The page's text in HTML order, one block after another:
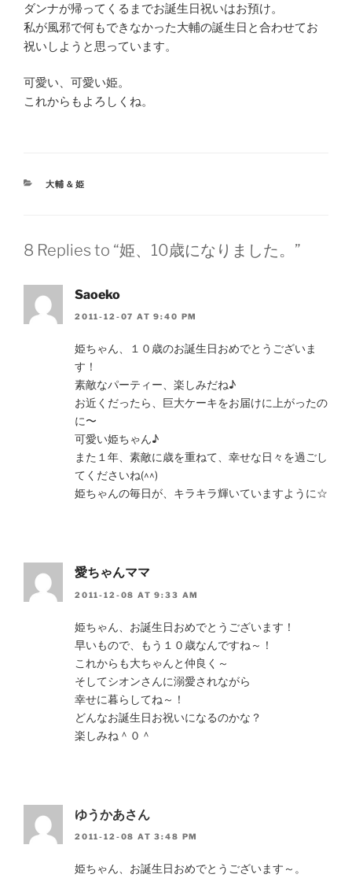
ダンナが帰ってくるまでお誕生日祝いはお預け。
私が風邪で何もできなかった大輔の誕生日と合わせてお
祝いしようと思っています。
可愛い、可愛い姫。
これからもよろしくね。
CATEGORIES
大輔＆姫
8 Replies to “姫、10歳になりました。”
Saoeko
2011-12-07 AT 9:40 PM
姫ちゃん、１０歳のお誕生日おめでとうございま
す！
素敵なパーティー、楽しみだね♪
お近くだったら、巨大ケーキをお届けに上がったの
に〜
可愛い姫ちゃん♪
また１年、素敵に歳を重ねて、幸せな日々を過ごし
てくださいね(^^)
姫ちゃんの毎日が、キラキラ輝いていますように☆
愛ちゃんママ
2011-12-08 AT 9:33 AM
姫ちゃん、お誕生日おめでとうございます！
早いもので、もう１０歳なんですね～！
これからも大ちゃんと仲良く～
そしてシオンさんに溺愛されながら
幸せに暮らしてね～！
どんなお誕生日お祝いになるのかな？
楽しみね＾０＾
ゆうかあさん
2011-12-08 AT 3:48 PM
姫ちゃん、お誕生日おめでとうございます～。